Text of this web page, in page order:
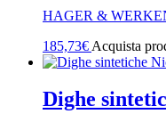
HAGER &
185,73€ Acquista
Dighe